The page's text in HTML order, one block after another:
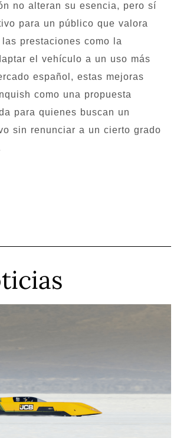
no alteran su esencia, pero sí
para un público que valora
prestaciones como la
el vehículo a un uso más
español, estas mejoras
como una propuesta
para quienes buscan un
sin renunciar a un cierto grado